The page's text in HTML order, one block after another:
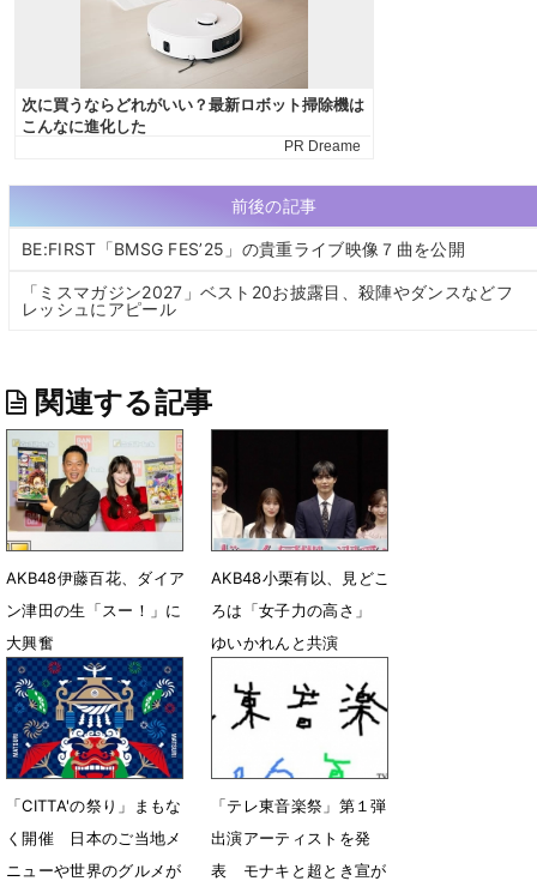
前後の記事
BE:FIRST「BMSG FES’25」の貴重ライブ映像７曲を公開
「ミスマガジン2027」ベスト20お披露目、殺陣やダンスなどフ
レッシュにアピール
関連する記事
AKB48伊藤百花、ダイア
ン津田の生「スー！」に
大興奮
8月2日 07時02分
AKB48小栗有以、見どこ
ろは「女子力の高さ」
ゆいかれんと共演
「CITTA'の祭り」まもな
く開催 ⽇本のご当地メ
ニューや世界のグルメが
「テレ東音楽祭」第１弾
出演アーティストを発
表 モナキと超とき宣が